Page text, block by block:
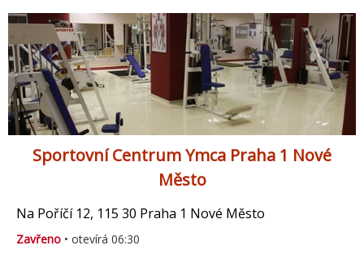
Sportovní Centrum Ymca Praha 1 Nové
Město
Na Poříčí 12, 115 30 Praha 1 Nové Město
Zavřeno • otevírá 06:30